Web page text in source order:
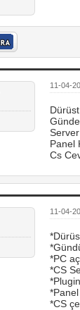
11-04-
Panel
Cs
11-04-
*PC
*CS
*CS